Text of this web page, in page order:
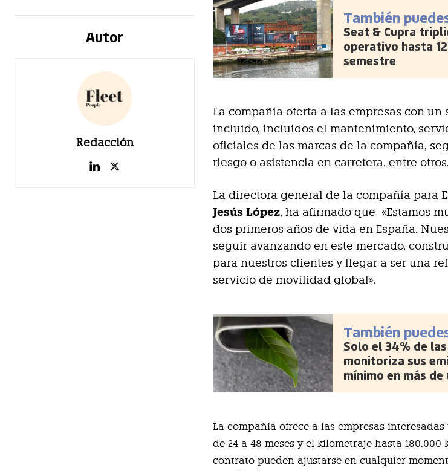
Autor
Redacción
También
Seat & Cupra
operativo hasta
semestre
La compañía oferta a las empresas con
incluido, incluidos el mantenimiento,
oficiales de las marcas de la compañía,
riesgo o asistencia en carretera, entre otros.
La directora general de la compañía para
Jesús López, ha afirmado que «Estamos
dos primeros años de vida en España.
seguir avanzando en este mercado,
para nuestros clientes y llegar a ser una
servicio de movilidad global».
También
Solo el 34% de
monitoriza sus
mínimo en más de
La compañía ofrece a las empresas
de 24 a 48 meses y el kilometraje hasta
contrato pueden ajustarse en cualquier